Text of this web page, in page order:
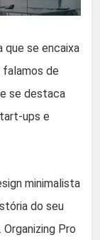
que se encaixa
falamos de
se destaca
ups e
minimalista
do seu
Pro